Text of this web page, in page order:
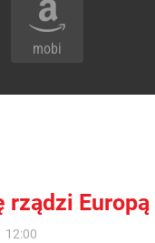
mobi
rządzi Europą
12:00